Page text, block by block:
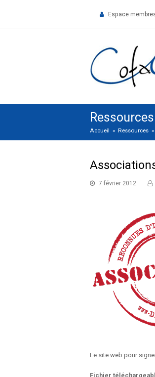
Espace
Ressources
Accueil » Ressources »
7 février 2012
Le site web pour
Fichier